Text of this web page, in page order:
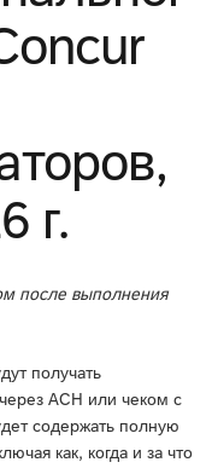
г.
после выполнения
получать
ACH или чеком с
содержать полную
как, когда и за что